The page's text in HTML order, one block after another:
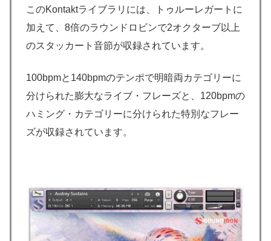
このKontaktライブラリには、トゥルーレガートに
加えて、8倍のラウンドロビンで2オクターブ以上
のスタッカート音節が収録されています。
100bpmと140bpmのテンポで明暗両カテゴリーに
分けられた膨大なライブ・フレーズと、120bpmの
ハミング・カテゴリーに分けられた特別なフレー
ズが収録されています。